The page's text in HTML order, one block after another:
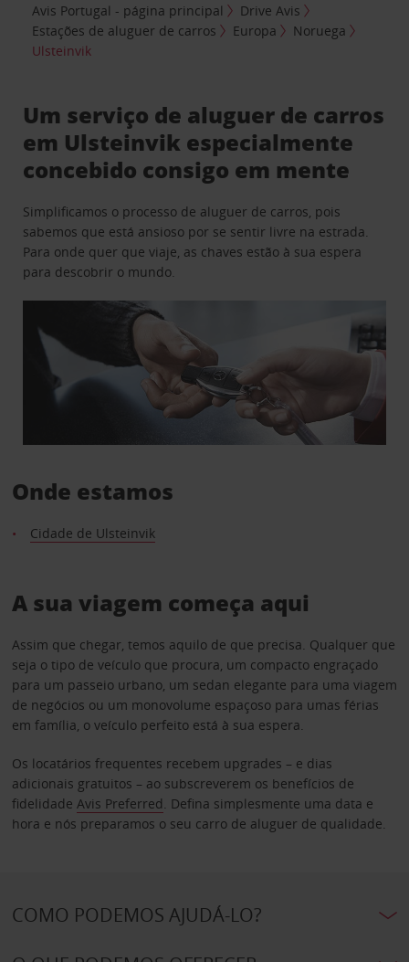
Avis Portugal - página principal
Drive Avis
Estações de aluguer de carros
Europa
Noruega
Ulsteinvik
Um serviço de aluguer de carros
em Ulsteinvik especialmente
concebido consigo em mente
Simplificamos o processo de aluguer de carros, pois
sabemos que está ansioso por se sentir livre na estrada.
Para onde quer que viaje, as chaves estão à sua espera
para descobrir o mundo.
Onde estamos
Cidade de Ulsteinvik
A sua viagem começa aqui
Assim que chegar, temos aquilo de que precisa. Qualquer que
seja o tipo de veículo que procura, um compacto engraçado
para um passeio urbano, um sedan elegante para uma viagem
de negócios ou um monovolume espaçoso para umas férias
em família, o veículo perfeito está à sua espera.
Os locatários frequentes recebem upgrades – e dias
adicionais gratuitos – ao subscreverem os benefícios de
fidelidade Avis Preferred. Defina simplesmente uma data e
hora e nós preparamos o seu carro de aluguer de qualidade.
COMO PODEMOS AJUDÁ-LO?